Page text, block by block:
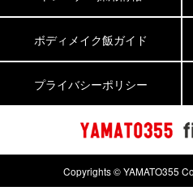
ボディメイク飯ガイド
プライバシーポリシー
Copyrights © YAMATO355